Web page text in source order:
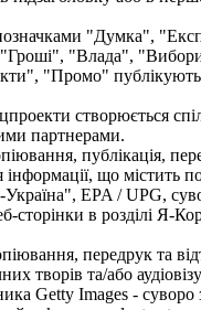
"Думка",
"Влада",
"Промо"
створюється
партнерами.
публікація,
що містить
Україна", EPA / UPG,
сторінки в розділі Я-
передрук та
творів та/або
Getty Images - суворо